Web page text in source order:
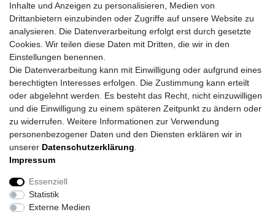
Impressum
Barrierefreiheitserklärung
Inhalte und Anzeigen zu personalisieren, Medien von
Drittanbietern einzubinden oder Zugriffe auf unsere Website zu
analysieren. Die Datenverarbeitung erfolgt erst durch gesetzte
Cookies. Wir teilen diese Daten mit Dritten, die wir in den
Einstellungen benennen.
Die Datenverarbeitung kann mit Einwilligung oder aufgrund eines
berechtigten Interesses erfolgen. Die Zustimmung kann erteilt
oder abgelehnt werden. Es besteht das Recht, nicht einzuwilligen
und die Einwilligung zu einem späteren Zeitpunkt zu ändern oder
zu widerrufen. Weitere Informationen zur Verwendung
personenbezogener Daten und den Diensten erklären wir in
unserer Daten­schutz­erklärung
Impressum
Essenziell
Statistik
Externe Medien